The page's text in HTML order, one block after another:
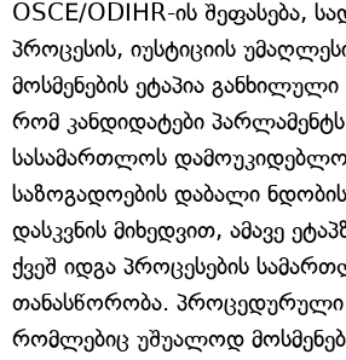
OSCE/ODIHR-ის შეფასება,
პროცესის, იუსტიციის
მოსმენების ეტაპია
რომ კანდიდატები
სასამართლოს
საზოგადოების დაბალი
დასკვნის მიხედვით, ამავე
ქვეშ იდგა პროცესების
თანასწორობა. პროცედურული
რომლებიც უშუალოდ